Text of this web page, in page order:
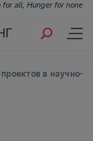
for all, Hunger for none
в научно-